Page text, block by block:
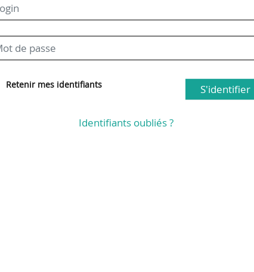
Retenir mes identifiants S'identifier
Identifiants oubliés ?